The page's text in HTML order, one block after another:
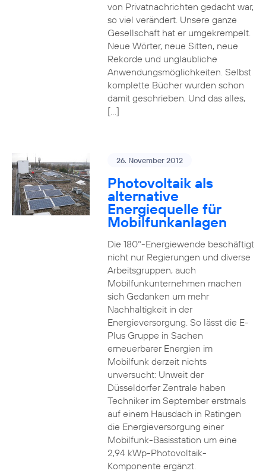
von Privatnachrichten gedacht war,
so viel verändert. Unsere ganze
Gesellschaft hat er umgekrempelt.
Neue Wörter, neue Sitten, neue
Rekorde und unglaubliche
Anwendungsmöglichkeiten. Selbst
komplette Bücher wurden schon
damit geschrieben. Und das alles,
[…]
26. November 2012
Photovoltaik als
alternative
Energiequelle für
Mobilfunkanlagen
Die 180°-Energiewende beschäftigt
nicht nur Regierungen und diverse
Arbeitsgruppen, auch
Mobilfunkunternehmen machen
sich Gedanken um mehr
Nachhaltigkeit in der
Energieversorgung. So lässt die E-
Plus Gruppe in Sachen
erneuerbarer Energien im
Mobilfunk derzeit nichts
unversucht: Unweit der
Düsseldorfer Zentrale haben
Techniker im September erstmals
auf einem Hausdach in Ratingen
die Energieversorgung einer
Mobilfunk-Basisstation um eine
2,94 kWp-Photovoltaik-
Komponente ergänzt.